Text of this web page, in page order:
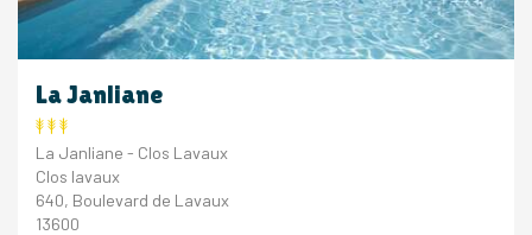
La Janliane
La Janliane - Clos Lavaux
Clos lavaux
640, Boulevard de Lavaux
13600